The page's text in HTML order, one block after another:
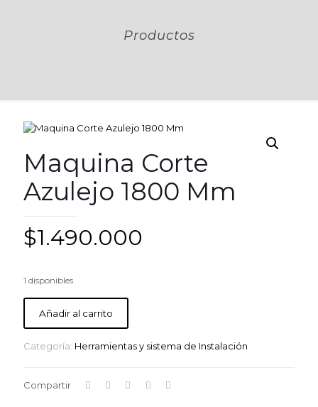
Productos
Maquina Corte
Azulejo 1800 Mm
$1.490.000
1 disponibles
Añadir al carrito
Categoría: Herramientas y sistema de Instalación
Compartir